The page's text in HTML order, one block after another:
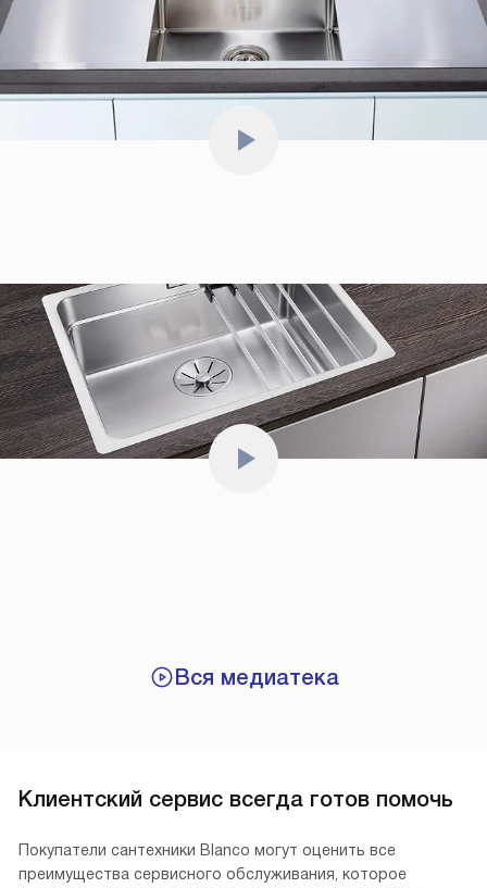
Вся медиатека
Клиентский сервис всегда готов помочь
Покупатели сантехники Blanco могут оценить все
преимущества сервисного обслуживания, которое